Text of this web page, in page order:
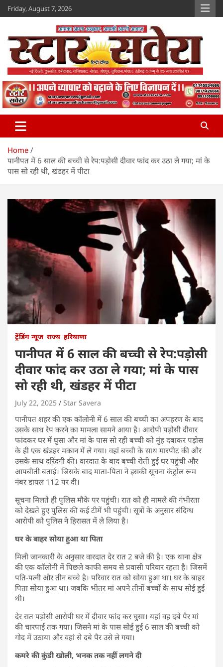
Skip
to
Friday, August 7, 2026
Star Savera
www.starsavera.com
Home
पानीपत में 6 साल की बच्ची से रेप:पड़ोसी दीवार फांद कर उठा ले गया; मां के
पास सो रही थी, खंडहर में पीटा
ट्रेंडिंग न्यूज राज्य हरियाणा
पानीपत में 6 साल की बच्ची से रेप:पड़ोसी
दीवार फांद कर उठा ले गया; मां के पास
सो रही थी, खंडहर में पीटा
July 22, 2025 Star Savera
पानीपत शहर की एक कॉलोनी में 6 साल की बच्ची का अपहरण के बाद
उसके साथ रेप करने का मामला सामने आया है। आरोपी पड़ोसी दीवार
फांदकर घर में घुसा और मां के पास सो रही बच्ची को मुंह दबाकर पड़ोस
के ही एक खंडहर मकान में ले गया। वहां बच्ची के साथ मारपीट की और
उसके साथ दरिंदगी की। वारदात के बाद बच्ची रोती हुई घर पहुंची और
आपबीती बताई। जिसके बाद माता-पिता ने इसकी सूचना कंट्रोल रूम
नंबर डायल 112 पर दी।
सूचना मिलते ही पुलिस मौके पर पहुंची। रात को ही मामले की गंभीरता
को देखते हुए पुलिस की कई टीमें भी पहुंची। सूत्रों के अनुसार संदिग्ध
आरोपी को पुलिस ने हिरासत में ले लिया है।
घर के बाहर सोया हुआ था पिता
मिली जानकारी के अनुसार वारदात देर रात 2 बजे की है। एक थाना क्षेत्र
की एक कॉलोनी में पिछले काफी समय से प्रवासी परिवार रहता है। जिसमें
पति-पत्नी और तीन बच्चे है। परिवार रात को सोया हुआ था। घर के बाहर
पिता सोया हुआ था। जबकि भीतर मां अपने तीनों बच्चों के साथ सोई हुई
थी।
देर रात पड़ोसी आरोपी घर में दीवार फांद कर घुसा। यहां वह दबे पैर मां
की चारपाई तक गया। जिसने मां के पास सोई हुई 6 साल की बच्ची को
गोद में उठाया और वहां से दबे पैर उसे ले गया।
कमरे की कुंडी खोली, भनक तक नहीं लगने दी